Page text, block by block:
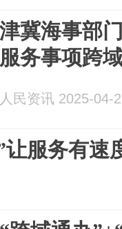
津冀海事部
服务事项跨
人民资讯 2025-04-
服务有速